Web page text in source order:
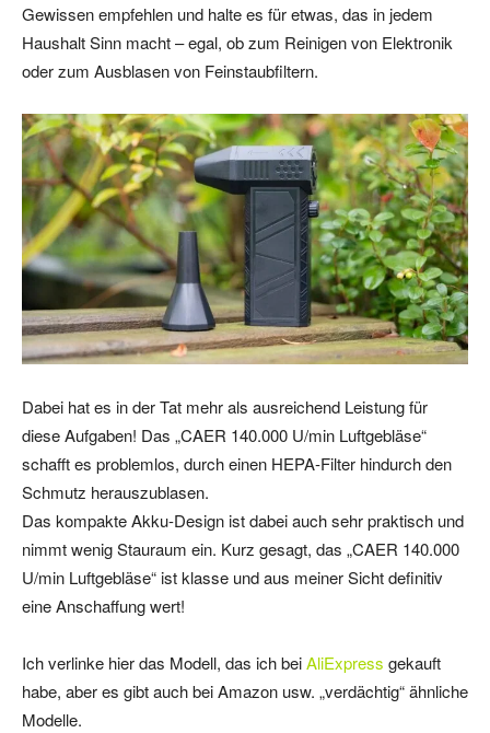
Gewissen empfehlen und halte es für etwas, das in jedem
Haushalt Sinn macht – egal, ob zum Reinigen von Elektronik
oder zum Ausblasen von Feinstaubfiltern.
Dabei hat es in der Tat mehr als ausreichend Leistung für
diese Aufgaben! Das „CAER 140.000 U/min Luftgebläse“
schafft es problemlos, durch einen HEPA-Filter hindurch den
Schmutz herauszublasen.
Das kompakte Akku-Design ist dabei auch sehr praktisch und
nimmt wenig Stauraum ein. Kurz gesagt, das „CAER 140.000
U/min Luftgebläse“ ist klasse und aus meiner Sicht definitiv
eine Anschaffung wert!
Ich verlinke hier das Modell, das ich beiAliExpress gekauft
habe, aber es gibt auch bei Amazon usw. „verdächtig“ ähnliche
Modelle.